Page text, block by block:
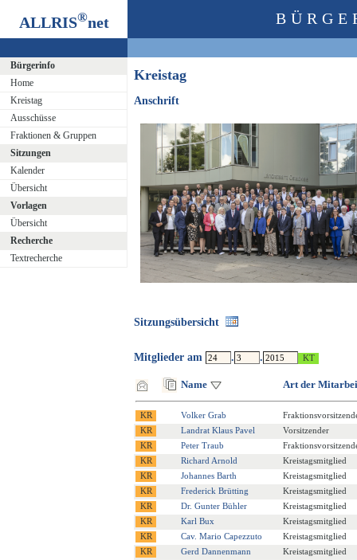
ALLRIS®net
Bürgerinfo
Home
Kreistag
Ausschüsse
Fraktionen & Gruppen
Sitzungen
Kalender
Übersicht
Vorlagen
Übersicht
Recherche
Textrecherche
Kreistag
Anschrift
Sitzungsübersicht
Mitglieder am . .
Name Art der
Volker Grab
Landrat Klaus Pavel
Vorsitzender
Peter Traub
Richard Arnold
Kreistagsmitglied
Johannes Barth
Kreistagsmitglied
Frederick Brütting
Kreistagsmitglied
Dr. Gunter Bühler
Kreistagsmitglied
Karl Bux
Kreistagsmitglied
Cav. Mario Capezzuto
Kreistagsmitglied
Gerd Dannenmann
Kreistagsmitglied